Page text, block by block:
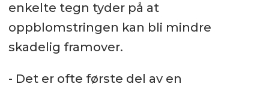
enkelte tegn tyder på at
oppblomstringen kan bli mindre
skadelig framover.
- Det er ofte første del av en